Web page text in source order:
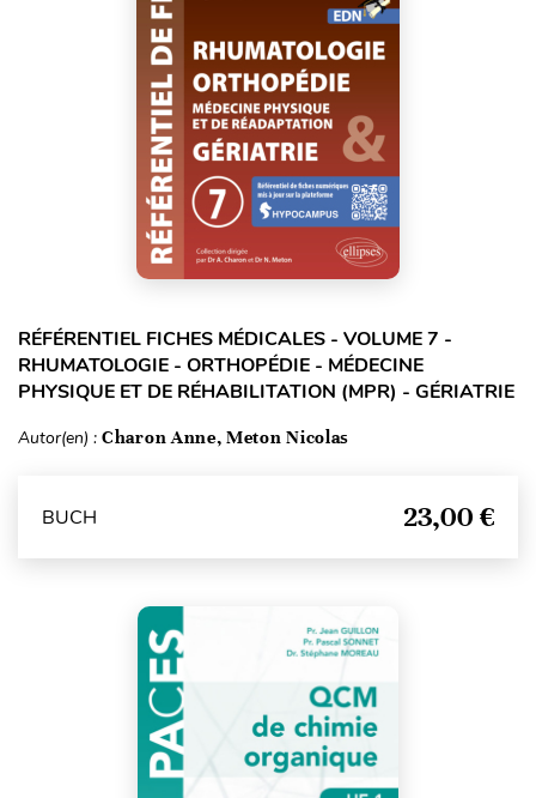
RÉFÉRENTIEL FICHES MÉDICALES - VOLUME 7 -
RHUMATOLOGIE - ORTHOPÉDIE - MÉDECINE
PHYSIQUE ET DE RÉHABILITATION (MPR) - GÉRIATRIE
Autor(en) : Charon Anne, Meton Nicolas
BUCH 23,00 €